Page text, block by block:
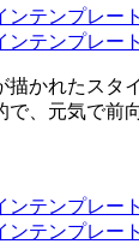
描かれたスタ
で、元気で前